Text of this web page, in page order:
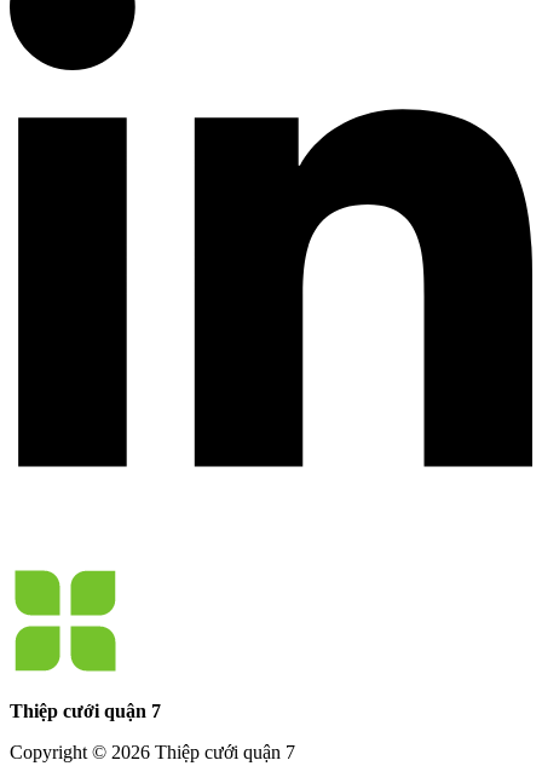
Thiệp cưới quận 7
Copyright © 2026 Thiệp cưới quận 7